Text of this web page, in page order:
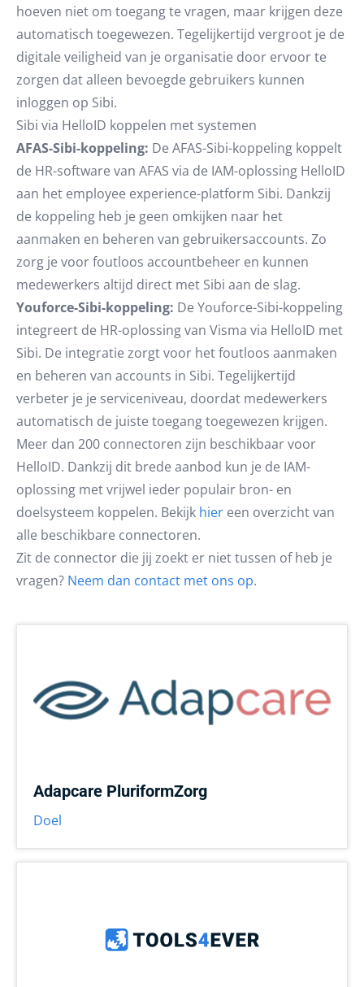
hoeven niet om toegang te vragen, maar krijgen deze
automatisch toegewezen. Tegelijkertijd vergroot je de
digitale veiligheid van je organisatie door ervoor te
zorgen dat alleen bevoegde gebruikers kunnen
inloggen op Sibi.
Sibi via HelloID koppelen met systemen
AFAS-Sibi-koppeling: De AFAS-Sibi-koppeling koppelt
de HR-software van AFAS via de IAM-oplossing HelloID
aan het employee experience-platform Sibi. Dankzij
de koppeling heb je geen omkijken naar het
aanmaken en beheren van gebruikersaccounts. Zo
zorg je voor foutloos accountbeheer en kunnen
medewerkers altijd direct met Sibi aan de slag.
Youforce-Sibi-koppeling: De Youforce-Sibi-koppeling
integreert de HR-oplossing van Visma via HelloID met
Sibi. De integratie zorgt voor het foutloos aanmaken
en beheren van accounts in Sibi. Tegelijkertijd
verbeter je je serviceniveau, doordat medewerkers
automatisch de juiste toegang toegewezen krijgen.
Meer dan 200 connectoren zijn beschikbaar voor
HelloID. Dankzij dit brede aanbod kun je de IAM-
oplossing met vrijwel ieder populair bron- en
doelsysteem koppelen. Bekijk hier een overzicht van
alle beschikbare connectoren.
Zit de connector die jij zoekt er niet tussen of heb je
vragen? Neem dan contact met ons op.
Adapcare PluriformZorg
Doel